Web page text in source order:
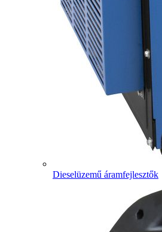
Dieselüzemű áramfejlesztők